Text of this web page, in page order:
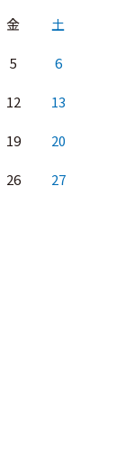
金 土
5 6
12 13
19 20
26 27